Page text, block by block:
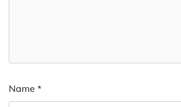
Name *